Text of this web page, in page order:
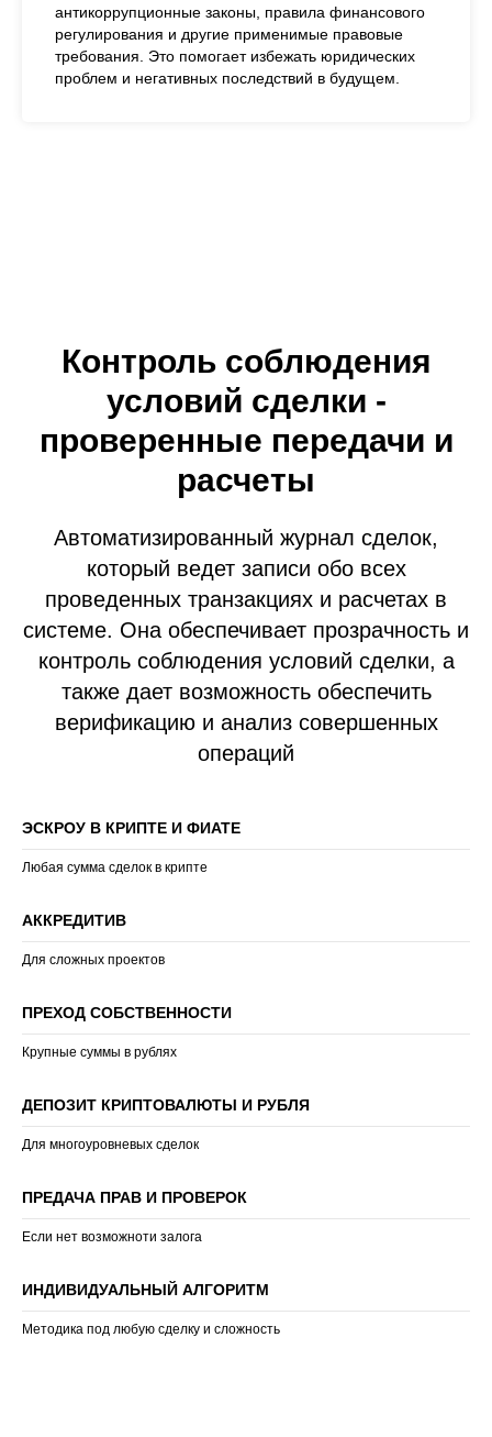
антикоррупционные законы, правила финансового
регулирования и другие применимые правовые
требования. Это помогает избежать юридических
проблем и негативных последствий в будущем.
Контроль соблюдения
условий сделки -
проверенные передачи и
расчеты
Автоматизированный журнал сделок,
который ведет записи обо всех
проведенных транзакциях и расчетах в
системе. Она обеспечивает прозрачность и
контроль соблюдения условий сделки, а
также дает возможность обеспечить
верификацию и анализ совершенных
операций
ЭСКРОУ В КРИПТЕ И ФИАТЕ
Любая сумма сделок в крипте
АККРЕДИТИВ
Для сложных проектов
ПРЕХОД СОБСТВЕННОСТИ
Крупные суммы в рублях
ДЕПОЗИТ КРИПТОВАЛЮТЫ И РУБЛЯ
Для многоуровневых сделок
ПРЕДАЧА ПРАВ И ПРОВЕРОК
Если нет возможноти залога
ИНДИВИДУАЛЬНЫЙ АЛГОРИТМ
Методика под любую сделку и сложность